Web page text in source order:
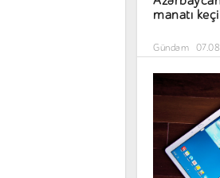
manatı
Gündəm